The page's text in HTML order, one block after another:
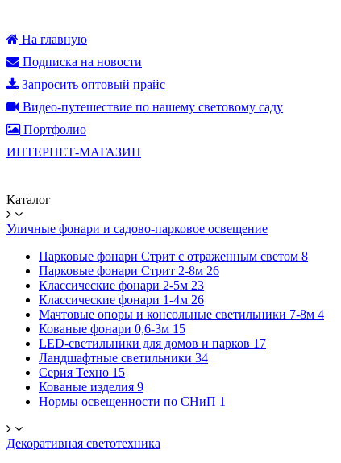
На главную
Подписка на новости
Запросить оптовый прайс
Видео-путешествие по нашему световому саду
Портфолио
ИНТЕРНЕТ-МАГАЗИН
Каталог
Уличные фонари и садово-парковое освещение
Парковые фонари Стрит с отраженным светом 8
Парковые фонари Стрит 2-8м 26
Классические фонари 2-5м 23
Классические фонари 1-4м 26
Мачтовые опоры и консольные светильники 7-8м 4
Кованые фонари 0,6-3м 15
LED-светильники для домов и парков 17
Ландшафтные светильники 34
Серия Техно 15
Кованые изделия 9
Нормы освещенности по СНиП 1
Декоративная светотехника